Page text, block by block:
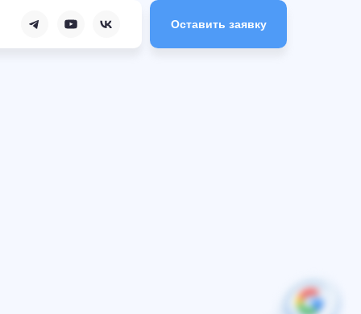
Оставить заявку